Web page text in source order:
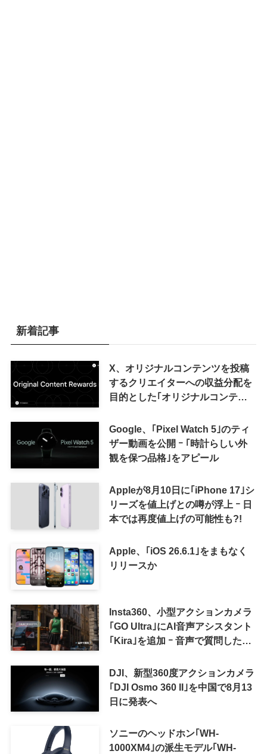
新着記事
X、オリジナルコンテンツを投稿
するクリエイターへの収益分配を
目的とした｢オリジナルコンテン
来の｢収益分配｣は廃止
Google、｢Pixel Watch 5｣のティ
ザー動画を公開 ｰ ｢時計らしい外
観を保つ品格｣をアピール
Appleが8月10日に｢iPhone 17｣シ
リーズを値上げとの噂が浮上 ｰ 日
本では再度値上げの可能性も?!
Apple、｢iOS 26.6.1｣をまもなく
リリースか
Insta360、小型アクションカメラ
｢GO Ultra｣にAI音声アシスタント
｢Kira｣を追加 ｰ 音声で質問した
可能に
DJI、新型360度アクションカメラ
｢DJI Osmo 360 II｣を中国で8月13
日に発表へ
ソニーのヘッドホン｢WH-
1000XM4｣の派生モデル｢WH-